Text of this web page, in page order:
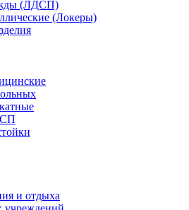
(ЛДСП)
(Локеры)
и отдыха